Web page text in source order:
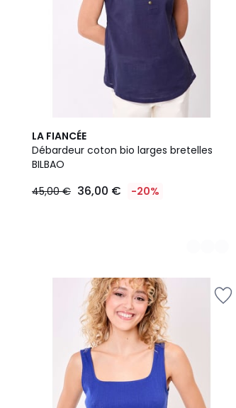
LA FIANCÉE
Débardeur coton bio larges bretelles
BILBAO
45,00 € 36,00 € -20%
3
Couleurs